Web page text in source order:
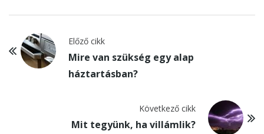
Előző cikk
Mire van szükség egy alap
háztartásban?
Következő cikk
Mit tegyünk, ha villámlik?